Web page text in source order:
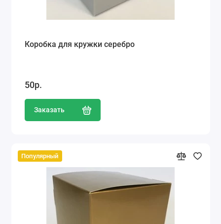
Коробка для кружки серебро
50р.
Заказать
Популярный